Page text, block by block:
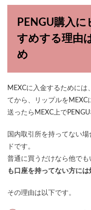
PENGU購入
すめする理由
め
MEXCに入金するために
てから、リップルをMEXC
送ったらMEXC上で
国内取引所を持ってない
ドです。
普通に買うだけなら他で
も口座を持ってない方には
その理由は以下です。